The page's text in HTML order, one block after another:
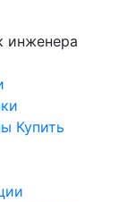
инженера
Купить